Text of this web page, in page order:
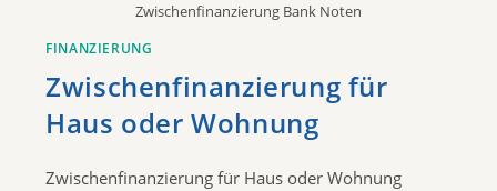
Zwischenfinanzierung Bank Noten
FINANZIERUNG
Zwischenfinanzierung für
Haus oder Wohnung
Zwischenfinanzierung für Haus oder Wohnung